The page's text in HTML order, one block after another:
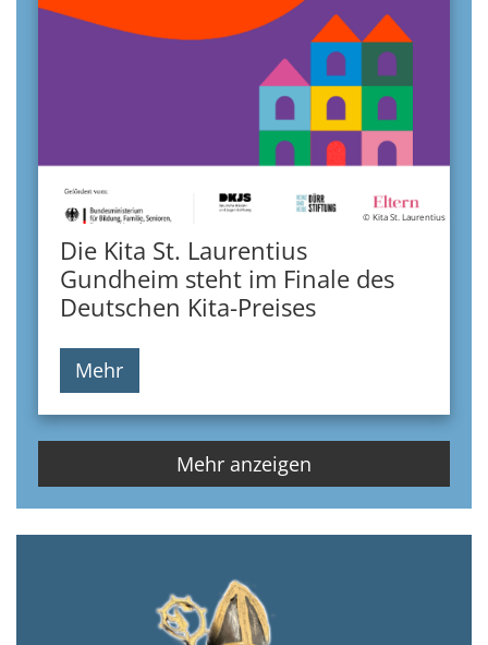
© Kita St. Laurentius
Die Kita St. Laurentius
Gundheim steht im Finale des
Deutschen Kita-Preises
Mehr
Mehr anzeigen